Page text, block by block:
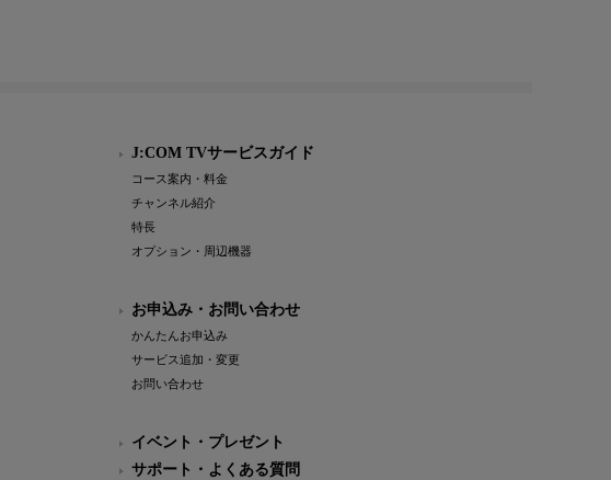
J:COM TVサービスガイド
コース案内・料金
チャンネル紹介
特長
オプション・周辺機器
お申込み・お問い合わせ
かんたんお申込み
サービス追加・変更
お問い合わせ
イベント・プレゼント
サポート・よくある質問